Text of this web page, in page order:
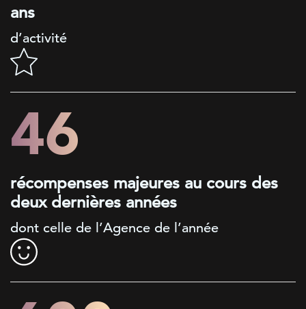
ans
d’activité
46
récompenses majeures au cours des
deux dernières années
dont celle de l’Agence de l’année